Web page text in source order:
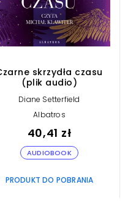
skrzydła czasu
(plik audio)
Diane Setterfield
Albatros
40,41 zł
AUDIOBOOK
PRODUKT DO POBRANIA